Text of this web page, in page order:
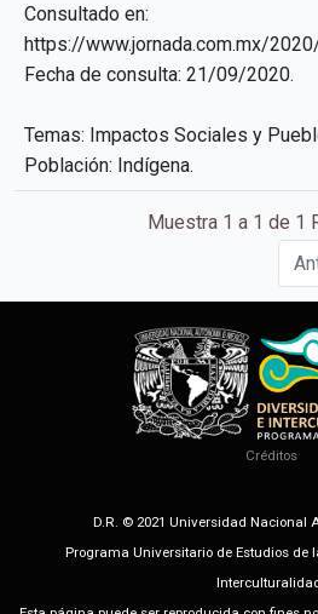
Consultado en:
https://www.jornada.com.mx/
Fecha de consulta: 21/09/2020.
Temas: Impactos Sociales y
Población: Indígena.
Muestra 1 a 1 de 1
Créditos
D.R. © 2021 Universidad Nacional
Programa Universitario de Estudios de